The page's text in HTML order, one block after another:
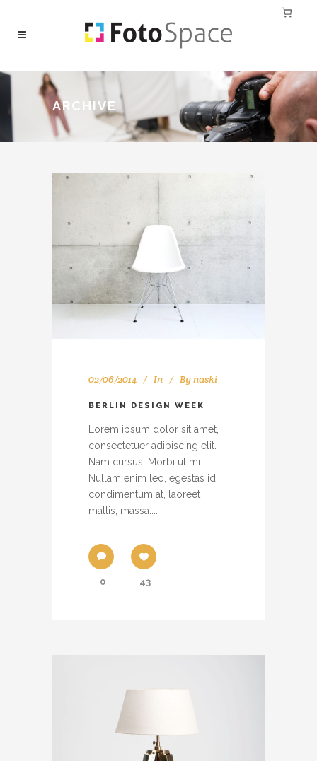
ARCHIVE
02/06/2014 In Bynaski
BERLIN DESIGN WEEK
Lorem ipsum dolor sit amet,
consectetuer adipiscing elit.
Nam cursus. Morbi ut mi.
Nullam enim leo, egestas id,
condimentum at, laoreet
mattis, massa....
0 43